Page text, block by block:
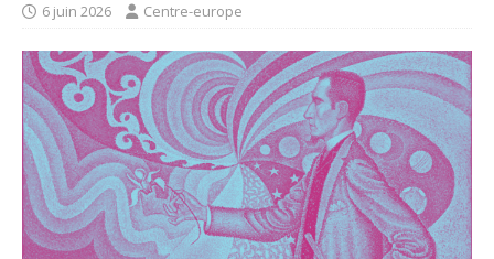
6 juin 2026 Centre-europe